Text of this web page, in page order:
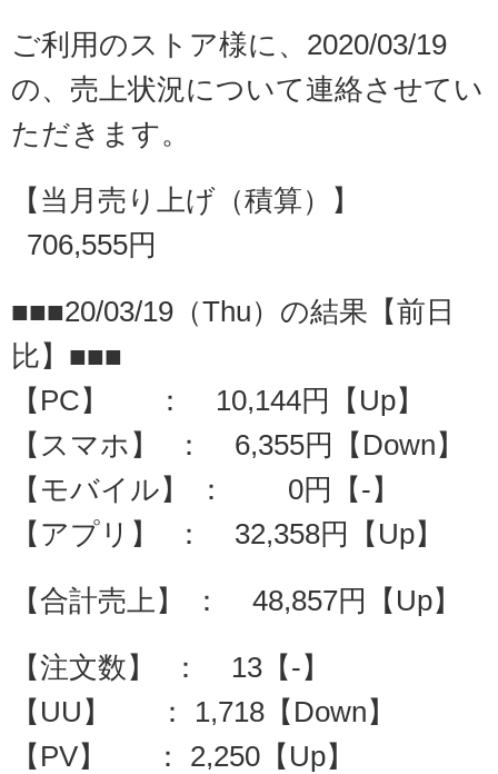
ご利用のストア様に、2020/03/19
の、売上状況について連絡させてい
ただきます。
【当月売り上げ（積算）】
706,555円
■■■20/03/19（Thu）の結果【前日
比】■■■
【PC】 ： 10,144円【Up】
【スマホ】 ： 6,355円【Down】
【モバイル】 ： 0円【-】
【アプリ】 ： 32,358円【Up】
【合計売上】 ： 48,857円【Up】
【注文数】 ： 13【-】
【UU】 ： 1,718【Down】
【PV】 ： 2,250【Up】